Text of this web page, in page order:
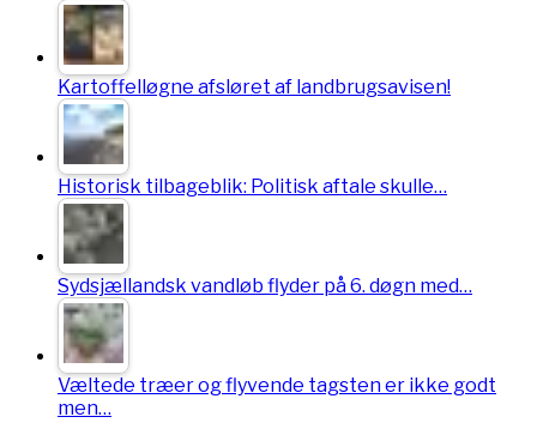
Kartoffelløgne afsløret af landbrugsavisen!
Historisk tilbageblik: Politisk aftale skulle…
Sydsjællandsk vandløb flyder på 6. døgn med…
Væltede træer og flyvende tagsten er ikke godt
men…